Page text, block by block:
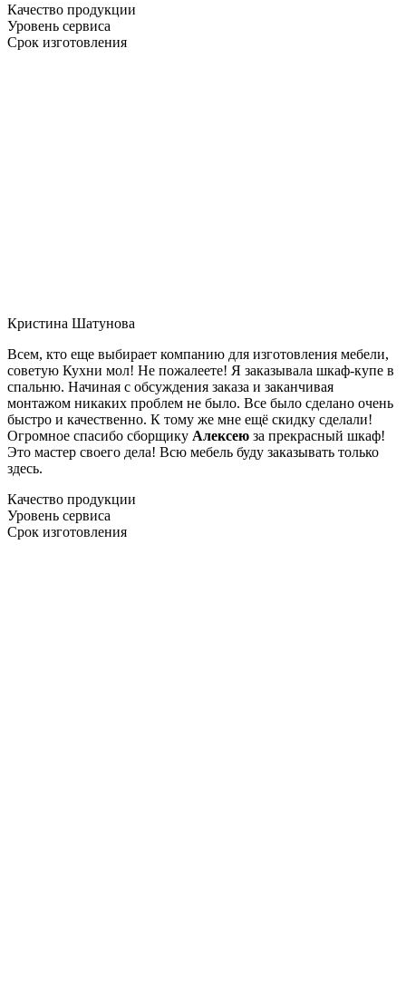
Качество продукции
Уровень сервиса
Срок изготовления
Кристина Шатунова
Всем, кто еще выбирает компанию для изготовления мебели,
советую Кухни мол! Не пожалеете! Я заказывала шкаф-купе в
спальню. Начиная с обсуждения заказа и заканчивая
монтажом никаких проблем не было. Все было сделано очень
быстро и качественно. К тому же мне ещё скидку сделали!
Огромное спасибо сборщику Алексею за прекрасный шкаф!
Это мастер своего дела! Всю мебель буду заказывать только
здесь.
Качество продукции
Уровень сервиса
Срок изготовления